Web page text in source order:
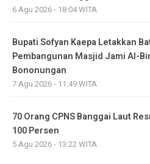
6 Agu 2026 - 18:04 WITA
Bupati Sofyan Kaepa Letakkan
Pembangunan Masjid Jami Al-
Bononungan
7 Agu 2026 - 11:49 WITA
70 Orang CPNS Banggai Laut
100 Persen
5 Agu 2026 - 13:22 WITA